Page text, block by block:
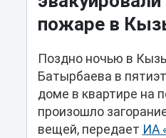
пожаре в
Поздно ночью в
Батырбаева в
доме в квартире на
произошло
вещей, передает ИА